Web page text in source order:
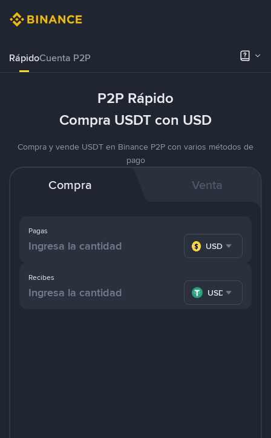
RápidoCuenta P2P
P2P Rápido
Compra USDT con USD
Compra y vende USDT en Binance P2P con varios métodos de
pago
Compra Venta
Pagas
USD
Recibes
USDT